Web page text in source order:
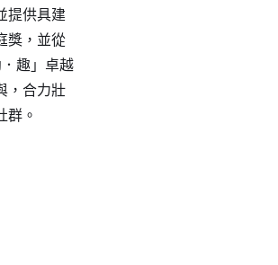
提供具建
獎，並從
趣」卓越
，合力壯
群。